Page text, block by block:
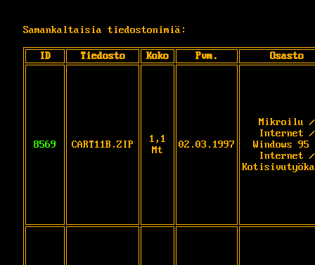
Samankaltaisia tiedostonimiä:
ID Tiedosto Koko Pvm. Osasto
8569 CART11B.ZIP
1,1
Mt
02.03.1997
Mikroilu /
Internet /
Windows
Internet /